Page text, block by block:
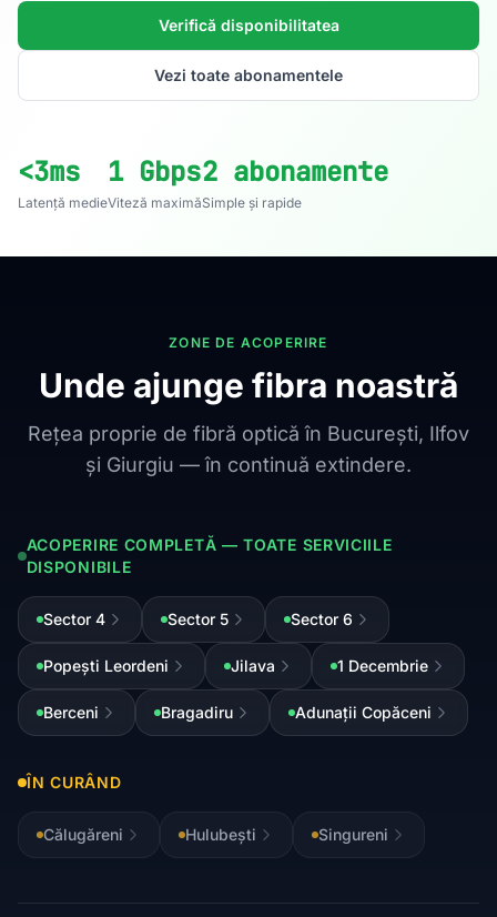
Verifică disponibilitatea
Vezi toate abonamentele
<3ms
Latență medie
1 Gbps
Viteză maximă
2 abonamente
Simple și rapide
ZONE DE ACOPERIRE
Unde ajunge fibra noastră
Rețea proprie de fibră optică în București, Ilfov
și Giurgiu — în continuă extindere.
ACOPERIRE COMPLETĂ — TOATE SERVICIILE
DISPONIBILE
Sector 4 Sector 5 Sector 6
Popești Leordeni Jilava 1 Decembrie
Berceni Bragadiru Adunații Copăceni
ÎN CURÂND
Călugăreni Hulubești Singureni